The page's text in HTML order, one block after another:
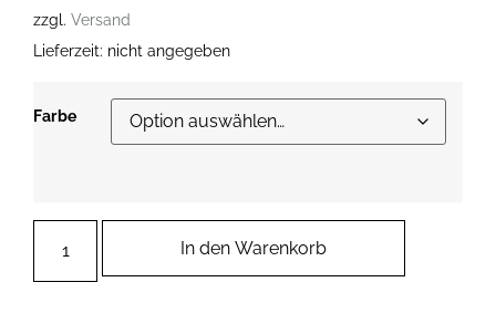
zzgl. Versand
Lieferzeit: nicht angegeben
Farbe
In den Warenkorb